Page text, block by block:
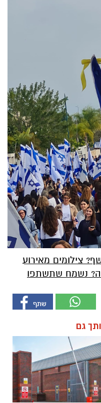
צילומים מאירוע
נשמח שתשתפו
גם